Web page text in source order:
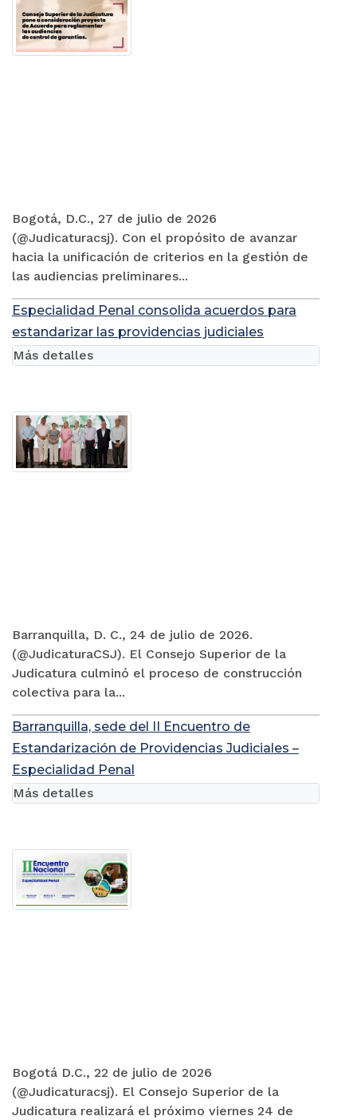
Bogotá, D.C., 27 de julio de 2026
(@Judicaturacsj). Con el propósito de avanzar
hacia la unificación de criterios en la gestión de
las audiencias preliminares...
Especialidad Penal consolida acuerdos para
estandarizar las providencias judiciales
Barranquilla, D. C., 24 de julio de 2026.
(@JudicaturaCSJ). El Consejo Superior de la
Judicatura culminó el proceso de construcción
colectiva para la...
Más detalles
Barranquilla, sede del II Encuentro de
Estandarización de Providencias Judiciales –
Especialidad Penal
Bogotá D.C., 22 de julio de 2026
(@Judicaturacsj). El Consejo Superior de la
Judicatura realizará el próximo viernes 24 de
Más detalles